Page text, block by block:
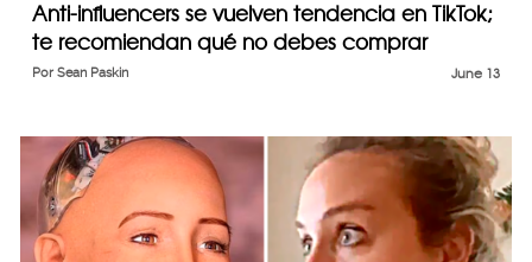
Anti-influencers se vuelven tendencia en TikTok;
te recomiendan qué no debes comprar
June 13
Por Sean Paskin